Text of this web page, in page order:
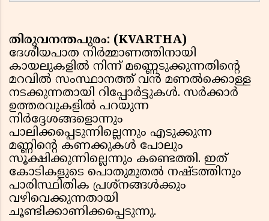
തിരുവനന്തപുരം: (KVARTHA)
ദേശീയപാത നിർമ്മാണത്തിനായി
കായലുകളിൽ നിന്ന് മണ്ണെടുക്കുന്നതിന്റെ
മറവിൽ സംസ്ഥാനത്ത് വൻ മണൽക്കൊള്ള
നടക്കുന്നതായി റിപ്പോർട്ടുകൾ. സർക്കാർ
ഉത്തരവുകളിൽ പറയുന്ന
നിർദ്ദേശങ്ങളൊന്നും
പാലിക്കപ്പെടുന്നില്ലെന്നും എടുക്കുന്ന
മണ്ണിന്റെ കണക്കുകൾ പോലും
സൂക്ഷിക്കുന്നില്ലെന്നും കണ്ടെത്തി. ഇത്
കോടികളുടെ പൊതുമുതൽ നഷ്ടത്തിനും
പാരിസ്ഥിതിക പ്രശ്‌നങ്ങൾക്കും
വഴിവെക്കുന്നതായി
ചൂണ്ടിക്കാണിക്കപ്പെടുന്നു.